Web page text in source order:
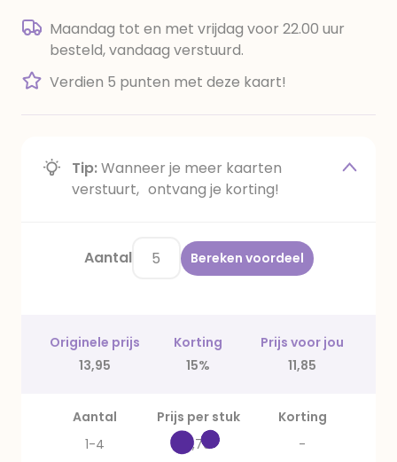
Maandag tot en met vrijdag voor 22.00 uur
besteld, vandaag verstuurd.
Verdien 5 punten met deze kaart!
Tip:Wanneer je meer kaarten
verstuurt, ontvang je korting!
Aantal Bereken voordeel
Originele prijs Korting
Prijs voor jou
13,95
15% 11,85
Aantal Prijs per stuk
Korting
1-4
2,79
-